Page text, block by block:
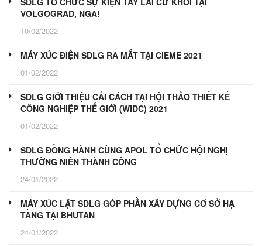
VOLGOGRAD, NGA!
10/02/2022
MÁY XÚC ĐIỆN SDLG RA MẮT TẠI CIEME 2021
01/02/2022
SDLG GIỚI THIỆU CẢI CÁCH TẠI HỘI THẢO THIẾT KẾ
CÔNG NGHIỆP THẾ GIỚI (WIDC) 2021
01/02/2022
SDLG ĐỒNG HÀNH CÙNG APOL TỔ CHỨC HỘI NGHỊ
THƯỜNG NIÊN THÀNH CÔNG
24/01/2022
MÁY XÚC LẬT SDLG GÓP PHẦN XÂY DỰNG CƠ SỞ HẠ
TẦNG TẠI BHUTAN
24/01/2022